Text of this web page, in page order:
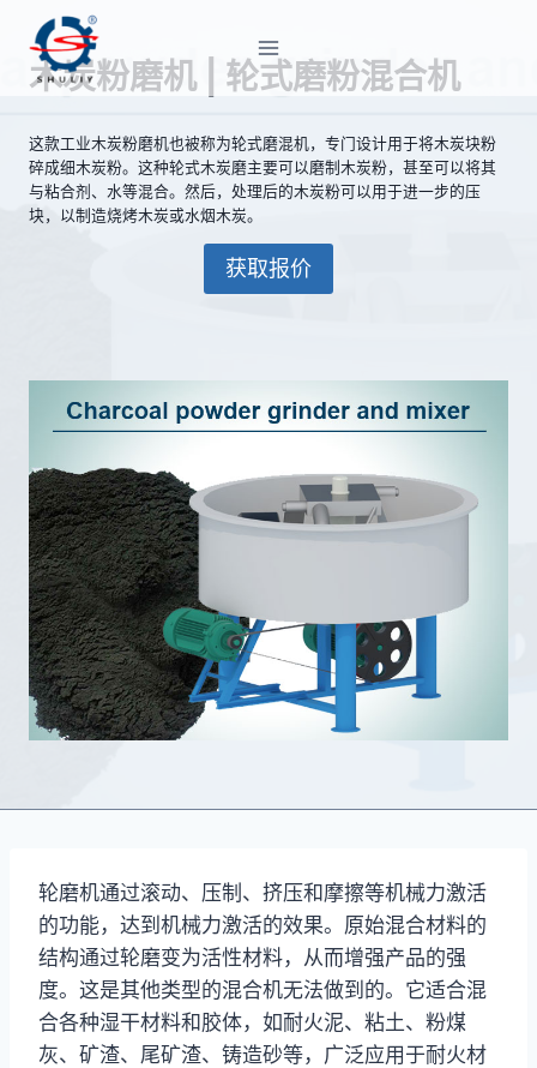
木炭粉磨机 | 轮式磨粉混合机
这款工业木炭粉磨机也被称为轮式磨混机，专门设计用于将木炭块粉
碎成细木炭粉。这种轮式木炭磨主要可以磨制木炭粉，甚至可以将其
与粘合剂、水等混合。然后，处理后的木炭粉可以用于进一步的压
块，以制造烧烤木炭或水烟木炭。
获取报价
轮磨机通过滚动、压制、挤压和摩擦等机械力激活
的功能，达到机械力激活的效果。原始混合材料的
结构通过轮磨变为活性材料，从而增强产品的强
度。这是其他类型的混合机无法做到的。它适合混
合各种湿干材料和胶体，如耐火泥、粘土、粉煤
灰、矿渣、尾矿渣、铸造砂等，广泛应用于耐火材